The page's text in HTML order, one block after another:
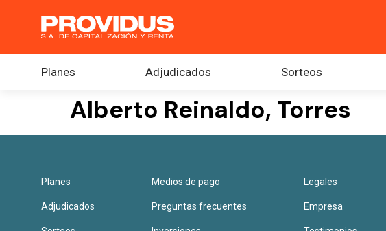
Planes Adjudicados Sorteos
Alberto Reinaldo, Torres
Planes
Adjudicados
Medios de pago
Preguntas frecuentes
Legales
Empresa